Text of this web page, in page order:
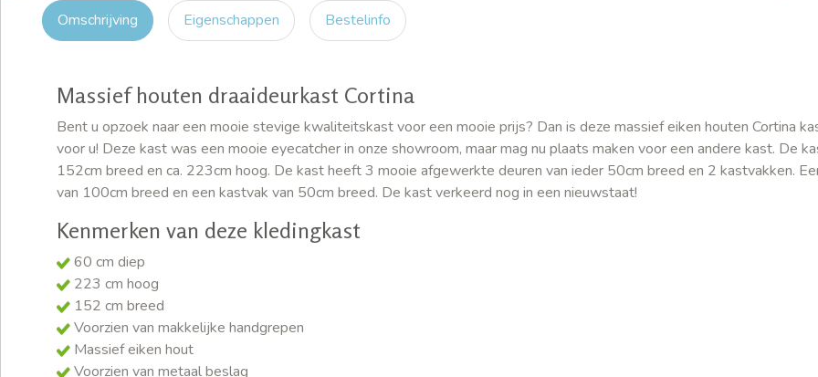
Omschrijving Eigenschappen Bestelinfo
Massief houten draaideurkast Cortina
Bent u opzoek naar een mooie stevige kwaliteitskast voor een mooie prijs? Dan is deze massief eiken houten Cortina
voor u! Deze kast was een mooie eyecatcher in onze showroom, maar mag nu plaats maken voor een andere kast. De
152cm breed en ca. 223cm hoog. De kast heeft 3 mooie afgewerkte deuren van ieder 50cm breed en 2 kastvakken.
van 100cm breed en een kastvak van 50cm breed. De kast verkeerd nog in een nieuwstaat!
Kenmerken van deze kledingkast
60 cm diep
223 cm hoog
152 cm breed
Voorzien van makkelijke handgrepen
Massief eiken hout
Voorzien van metaal beslag